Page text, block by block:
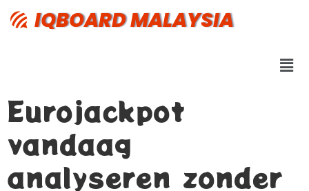
IQBOARD MALAYSIA
Eurojackpot
vandaag
analyseren zonder